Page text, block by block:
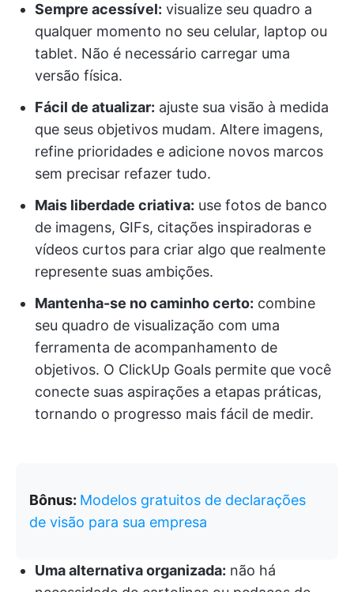
Sempre acessível: visualize seu quadro a
qualquer momento no seu celular, laptop ou
tablet. Não é necessário carregar uma
versão física.
Fácil de atualizar: ajuste sua visão à medida
que seus objetivos mudam. Altere imagens,
refine prioridades e adicione novos marcos
sem precisar refazer tudo.
Mais liberdade criativa: use fotos de banco
de imagens, GIFs, citações inspiradoras e
vídeos curtos para criar algo que realmente
represente suas ambições.
Mantenha-se no caminho certo: combine
seu quadro de visualização com uma
ferramenta de acompanhamento de
objetivos. O ClickUp Goals permite que você
conecte suas aspirações a etapas práticas,
tornando o progresso mais fácil de medir.
Bônus: Modelos gratuitos de declarações
de visão para sua empresa
Uma alternativa organizada: não há